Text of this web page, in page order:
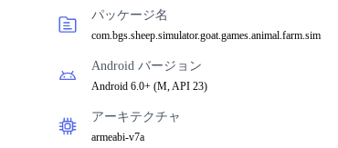
パッケージ名
com.bgs.sheep.simulator.goat.games.animal.farm.sim
Android バージョン
Android 6.0+ (M, API 23)
アーキテクチャ
armeabi-v7a